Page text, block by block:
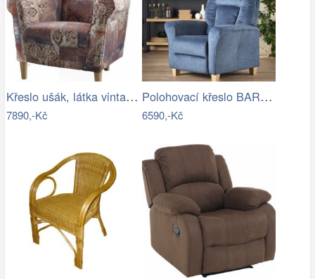
Křeslo ušák, látka vintage hnědá 1026,…
7890,-Kč
Polohovací křeslo BARD Halmar
6590,-Kč